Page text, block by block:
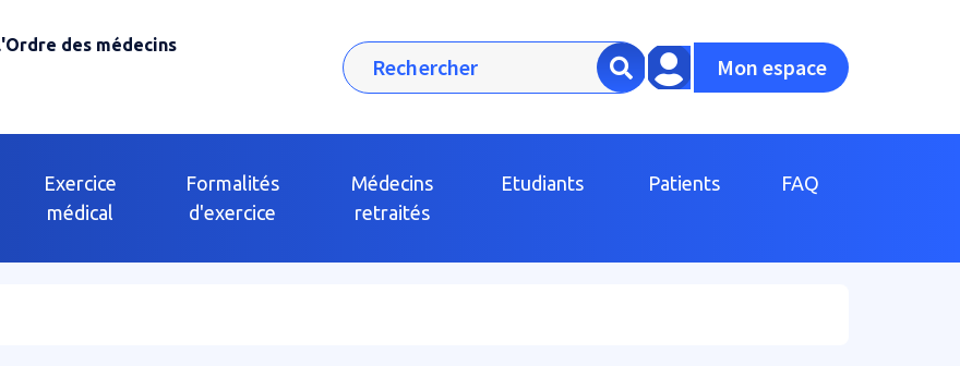
des médecins Rechercher Mon espace
Exercice
médical
Formalités
d'exercice
Médecins
retraités
Etudiants Patients FAQ